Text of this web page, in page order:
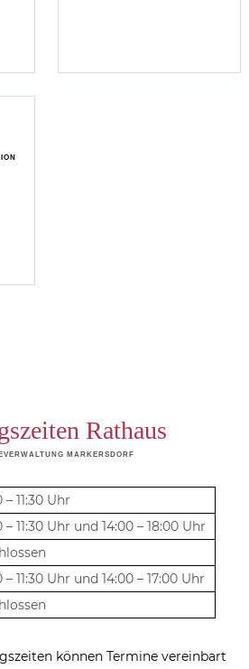
Rathaus
MARKERSDORF
– 11:30 Uhr
– 11:30 Uhr und 14:00 – 18:00 Uhr
– 11:30 Uhr und 14:00 – 17:00 Uhr
können Termine vereinbart